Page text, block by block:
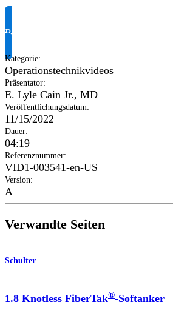
Produktinformationen anfragen
Kategorie:
Operationstechnikvideos
Präsentator:
E. Lyle Cain Jr., MD
Veröffentlichungsdatum:
11/15/2022
Dauer:
04:19
Referenznummer:
VID1-003541-en-US
Version:
A
Verwandte Seiten
Schulter
1.8 Knotless FiberTak®-Softanker